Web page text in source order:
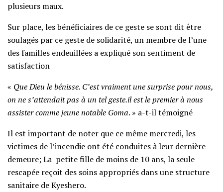
plusieurs maux.
Sur place, les bénéficiaires de ce geste se sont dit être
soulagés par ce geste de solidarité, un membre de l’une
des familles endeuillées a expliqué son sentiment de
satisfaction
« Que Dieu le bénisse. C’est vraiment une surprise pour nous,
on ne s’attendait pas à un tel geste.il est le premier à nous
assister comme jeune notable Goma. » a-t-il témoigné
‎Il est important de noter que ce même mercredi, les
victimes de l’incendie ont été conduites à leur dernière
demeure; La petite fille de moins de 10 ans, la seule
rescapée reçoit des soins appropriés dans une structure
sanitaire de Kyeshero.